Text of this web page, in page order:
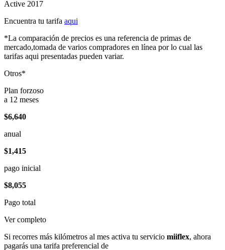
Active 2017
Encuentra tu tarifa aqui
*La comparación de precios es una referencia de primas de
mercado,tomada de varios compradores en línea por lo cual las
tarifas aqui presentadas pueden variar.
Otros*
Plan forzoso
a 12 meses
$6,640
anual
$1,415
pago inicial
$8,055
Pago total
Ver completo
Si recorres más kilómetros al mes activa tu servicio miiflex, ahora
pagarás una tarifa preferencial de